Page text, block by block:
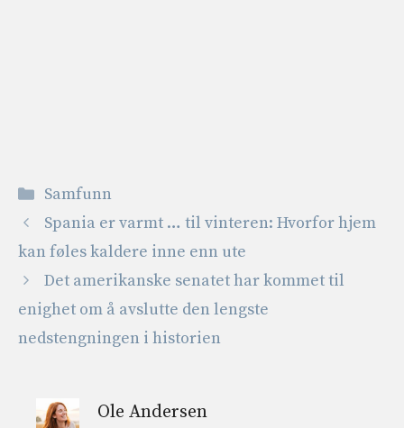
Kategorier
Samfunn
Spania er varmt … til vinteren: Hvorfor hjem
kan føles kaldere inne enn ute
Det amerikanske senatet har kommet til
enighet om å avslutte den lengste
nedstengningen i historien
Ole Andersen